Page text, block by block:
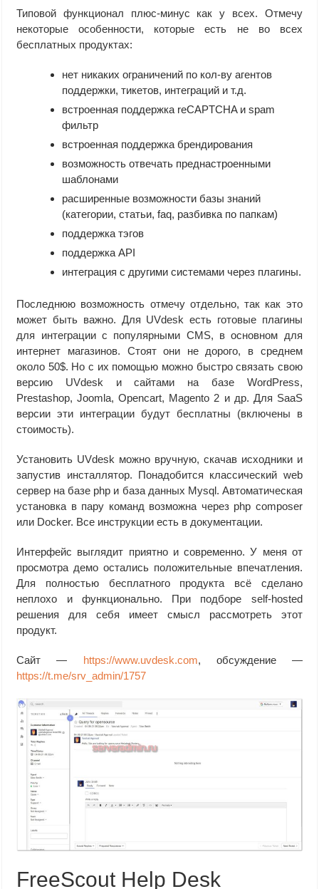
Типовой функционал плюс-минус как у всех. Отмечу
некоторые особенности, которые есть не во всех
бесплатных продуктах:
нет никаких ограничений по кол-ву агентов
поддержки, тикетов, интеграций и т.д.
встроенная поддержка reCAPTCHA и spam
фильтр
встроенная поддержка брендирования
возможность отвечать преднастроенными
шаблонами
расширенные возможности базы знаний
(категории, статьи, faq, разбивка по папкам)
поддержка тэгов
поддержка API
интеграция с другими системами через плагины.
Последнюю возможность отмечу отдельно, так как это
может быть важно. Для UVdesk есть готовые плагины
для интеграции с популярными CMS, в основном для
интернет магазинов. Стоят они не дорого, в среднем
около 50$. Но с их помощью можно быстро связать свою
версию UVdesk и сайтами на базе WordPress,
Prestashop, Joomla, Opencart, Magento 2 и др. Для SaaS
версии эти интеграции будут бесплатны (включены в
стоимость).
Установить UVdesk можно вручную, скачав исходники и
запустив инсталлятор. Понадобится классический web
сервер на базе php и база данных Mysql. Автоматическая
установка в пару команд возможна через php composer
или Docker. Все инструкции есть в документации.
Интерфейс выглядит приятно и современно. У меня от
просмотра демо остались положительные впечатления.
Для полностью бесплатного продукта всё сделано
неплохо и функционально. При подборе self-hosted
решения для себя имеет смысл рассмотреть этот
продукт.
Сайт — https://www.uvdesk.com, обсуждение —
https://t.me/srv_admin/1757
FreeScout Help Desk